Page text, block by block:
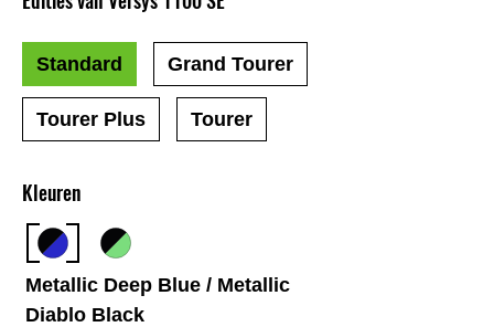
Kleuren
Metallic Deep Blue / Metallic
Diablo Black
Standard Grand Tourer
Tourer Plus Tourer